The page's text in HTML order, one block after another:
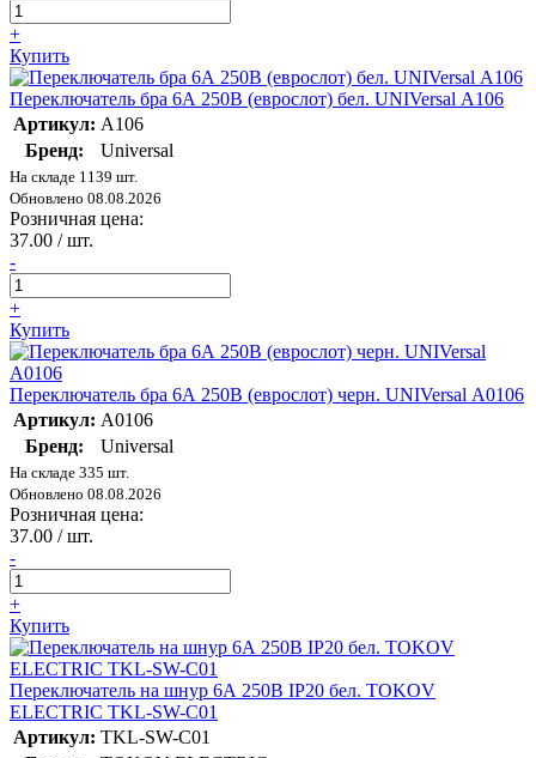
+
Купить
Переключатель бра 6А 250В (еврослот) бел. UNIVersal А106
Артикул: А106
Бренд:
Universal
На складе 1139 шт.
Обновлено 08.08.2026
Розничная цена:
37.00 / шт.
-
+
Купить
Переключатель бра 6А 250В (еврослот) черн. UNIVersal А0106
Артикул: А0106
Бренд:
Universal
На складе 335 шт.
Обновлено 08.08.2026
Розничная цена:
37.00 / шт.
-
+
Купить
Переключатель на шнур 6А 250В IP20 бел. TOKOV
ELECTRIC TKL-SW-C01
Артикул: TKL-SW-C01